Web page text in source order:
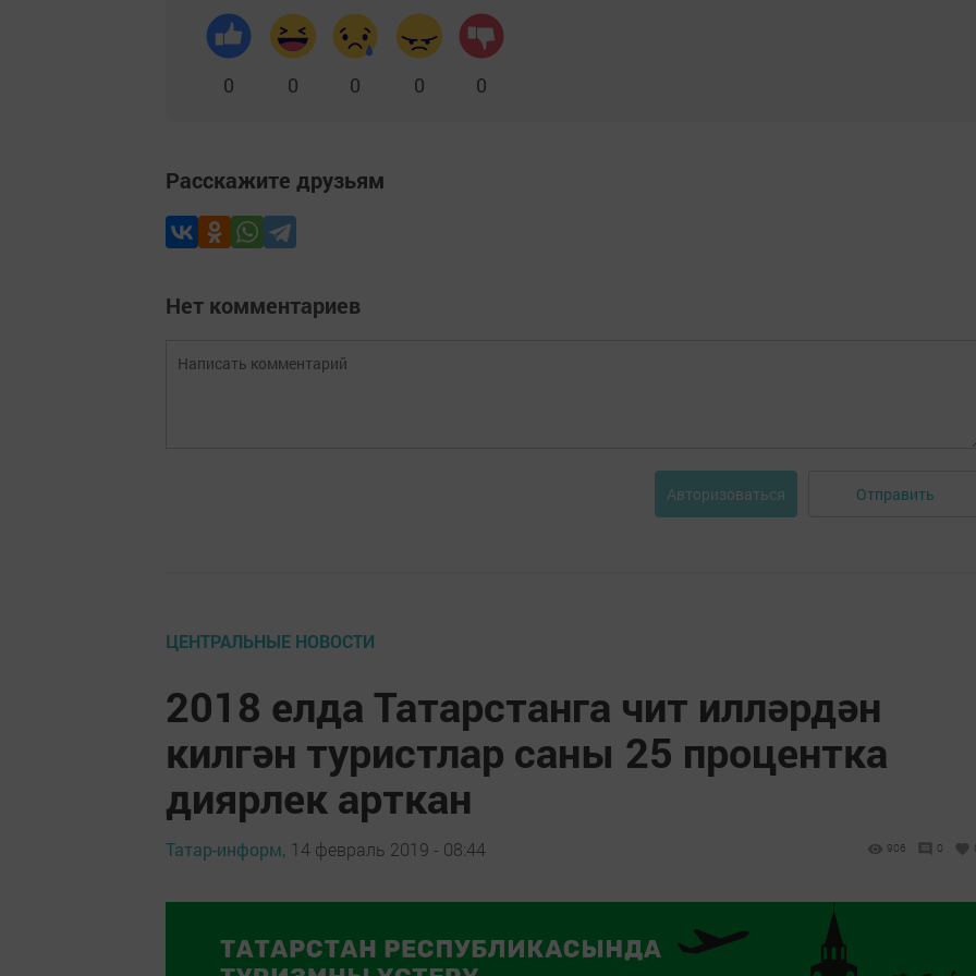
0 0 0 0 0
Расскажите друзьям
Нет комментариев
Авторизоваться Отправить
ЦЕНТРАЛЬНЫЕ НОВОСТИ
2018 елда Татарстанга чит илләрдән
килгән туристлар саны 25 процентка
диярлек арткан
Татар-информ, 14 февраль 2019 - 08:44 906 0